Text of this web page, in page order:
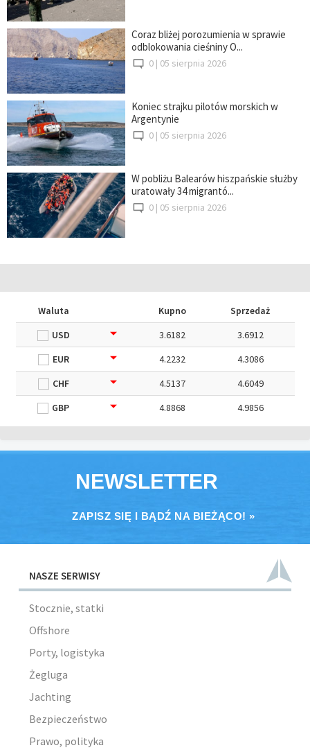
Coraz bliżej porozumienia w sprawie
odblokowania cieśniny O...
0 | 05 sierpnia 2026
Koniec strajku pilotów morskich w
Argentynie
0 | 05 sierpnia 2026
W pobliżu Balearów hiszpańskie służby
uratowały 34 migrantó...
0 | 05 sierpnia 2026
Waluta Kupno
Sprzedaż
USD
3.6182
3.6912
EUR
4.2232
4.3086
CHF
4.5137
4.6049
GBP
4.8868 4.9856
NEWSLETTER
ZAPISZ SIĘ I BĄDŹ NA BIEŻĄCO! »
NASZE SERWISY
Stocznie, statki
Offshore
Porty, logistyka
Żegluga
Jachting
Bezpieczeństwo
Prawo, polityka